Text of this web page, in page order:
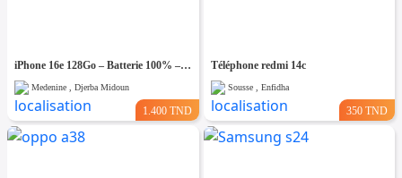
iPhone 16e 128Go – Batterie 100% – Bon Occasion- Importé De France
Medenine , Djerba Midoun
1.400 TND
Téléphone redmi 14c
Sousse , Enfidha
350 TND